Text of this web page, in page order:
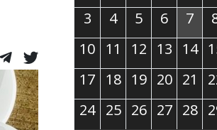
3
4 5 6 7
10 11 12 13 14
17 18 19 20 21
24 25 26 27 28